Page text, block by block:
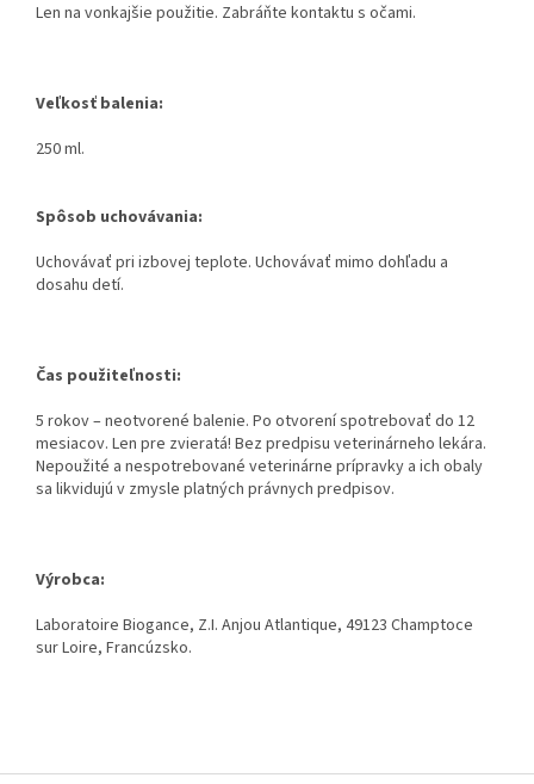
Len na vonkajšie použitie. Zabráňte kontaktu s očami.
Veľkosť balenia:
250 ml.
Spôsob uchovávania:
Uchovávať pri izbovej teplote. Uchovávať mimo dohľadu a
dosahu detí.
Čas použiteľnosti:
5 rokov – neotvorené balenie. Po otvorení spotrebovať do 12
mesiacov. Len pre zvieratá! Bez predpisu veterinárneho lekára.
Nepoužité a nespotrebované veterinárne prípravky a ich obaly
sa likvidujú v zmysle platných právnych predpisov.
Výrobca:
Laboratoire Biogance, Z.I. Anjou Atlantique, 49123 Champtoce
sur Loire, Francúzsko.